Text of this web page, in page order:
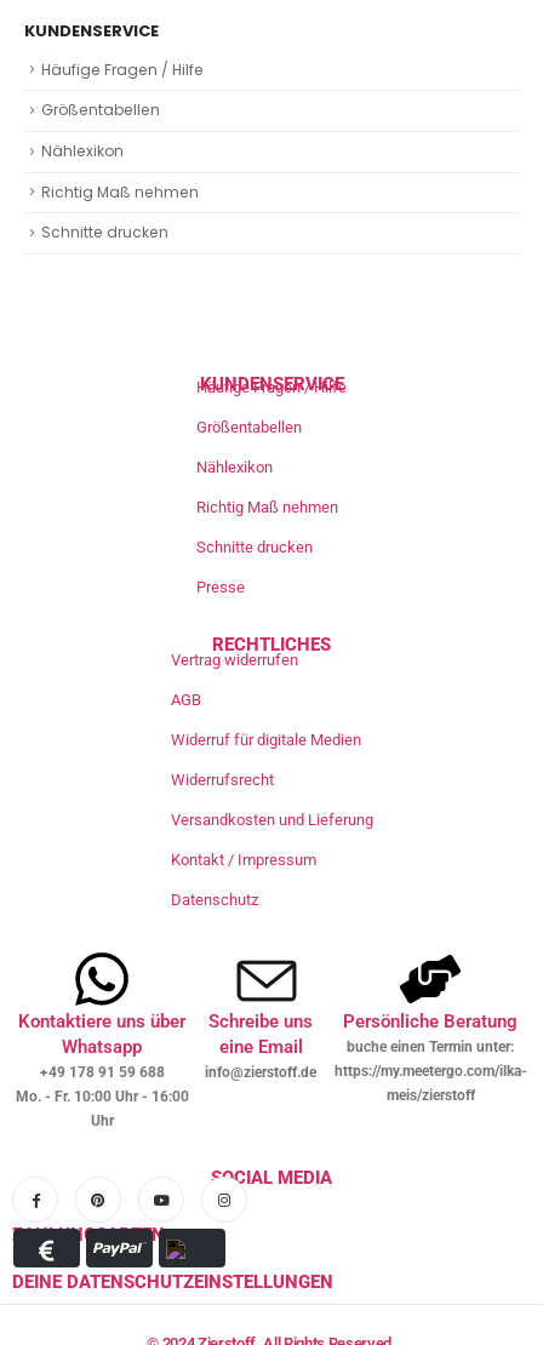
KUNDENSERVICE
Häufige Fragen / Hilfe
Größentabellen
Nählexikon
Richtig Maß nehmen
Schnitte drucken
KUNDENSERVICE
Häufige Fragen / Hilfe
Größentabellen
Nählexikon
Richtig Maß nehmen
Schnitte drucken
Presse
RECHTLICHES
Vertrag widerrufen
AGB
Widerruf für digitale Medien
Widerrufsrecht
Versandkosten und Lieferung
Kontakt / Impressum
Datenschutz
Kontaktiere uns über
Whatsapp
+49 178 91 59 688
Mo. - Fr. 10:00 Uhr - 16:00
Uhr
Schreibe uns
eine Email
info@zierstoff.de
Persönliche Beratung
buche einen Termin unter:
https://my.meetergo.com/ilka-
meis/zierstoff
SOCIAL MEDIA
ZAHLUNGSARTEN
DEINE DATENSCHUTZEINSTELLUNGEN